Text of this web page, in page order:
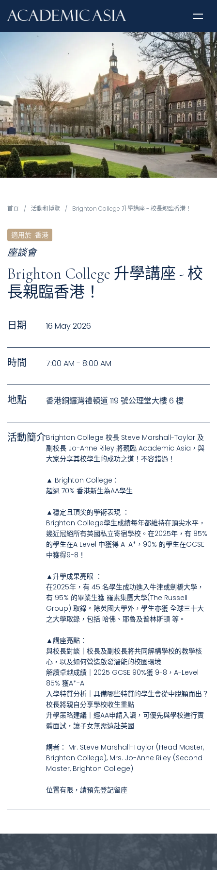
首頁 / 活動和博覽 / Brighton College 升學講座 - 校長親臨香港！
適用於 :香港
座談會
Brighton College 升學講座 - 校
長親臨香港！
日期 16 May 2026
時間 7:00 AM - 8:00 AM
地點 香港銅鑼灣禮頓道 119 號公理堂大樓 6 樓
活動簡介Brighton College 校長 Steve Marshall-Taylor 及
副校長 Jo-Anne Riley 將親臨 Academic Asia，與
大家分享其校學生的成功之道！不容錯過！
▲ Brighton College：
超過 70% 香港新生為AA學生
▲穩定且頂尖的學術表現 ：
Brighton College學生成績每年都維持在頂尖水平，
幾近冠絕所有英國私立寄宿學校。在2025年，有 85%
的學生在A Level 中獲得 A-A*，90% 的學生在GCSE
中獲得9-8！
▲升學成果亮眼 ：
在2025年，有 45 名學生成功進入牛津或劍橋大學，
有 95% 的畢業生獲 羅素集團大學(The Russell
Group) 取錄。除英國大學外，學生亦獲 全球三十大
之大學取錄，包括 哈佛、耶魯及普林斯頓 等。
▲講座亮點：
與校長對談｜校長及副校長將共同解構學校的教學核
心，以及如何營造啟發潛能的校園環境
解讀卓越成績｜2025 GCSE 90%獲 9-8，A-Level
85% 獲A*-A
入學特質分析｜具備哪些特質的學生會從中脫穎而出？
校長將親自分享學校收生重點
升學策略建議｜經AA申請入讀，可優先與學校進行實
體面試，讓子女無需遠赴英國
講者： Mr. Steve Marshall-Taylor (Head Master,
Brighton College), Mrs. Jo-Anne Riley (Second
Master, Brighton College)